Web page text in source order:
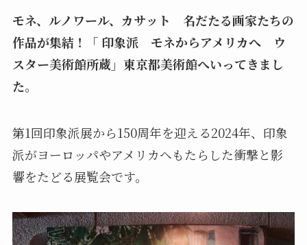
モネ、ルノワール、カサット 名だたる画家たちの
作品が集結！「 印象派 モネからアメリカへ ウ
スター美術館所蔵」東京都美術館へいってきまし
た。
第1回印象派展から150周年を迎える2024年、印象
派がヨーロッパやアメリカへもたらした衝撃と影
響をたどる展覧会です。